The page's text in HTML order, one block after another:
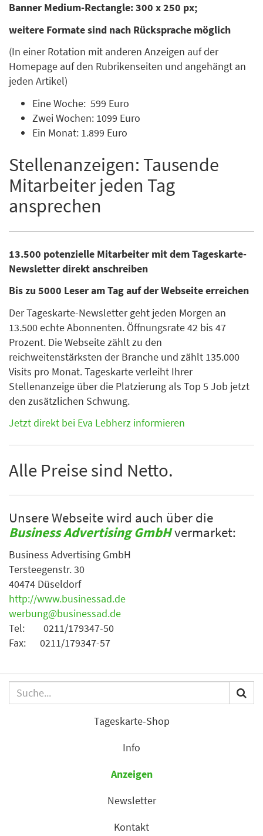
Banner Medium-Rectangle: 300 x 250 px;
weitere Formate sind nach Rücksprache möglich
(In einer Rotation mit anderen Anzeigen auf der
Homepage auf den Rubrikenseiten und angehängt an
jeden Artikel)
Eine Woche: 599 Euro
Zwei Wochen: 1099 Euro
Ein Monat: 1.899 Euro
Stellenanzeigen: Tausende
Mitarbeiter jeden Tag
ansprechen
13.500 potenzielle Mitarbeiter mit dem Tageskarte-
Newsletter direkt anschreiben
Bis zu 5000 Leser am Tag auf der Webseite erreichen
Der Tageskarte-Newsletter geht jeden Morgen an
13.500 echte Abonnenten. Öffnungsrate 42 bis 47
Prozent. Die Webseite zählt zu den
reichweitenstärksten der Branche und zählt 135.000
Visits pro Monat. Tageskarte verleiht Ihrer
Stellenanzeige über die Platzierung als Top 5 Job jetzt
den zusätzlichen Schwung.
Jetzt direkt bei Eva Lebherz informieren
Alle Preise sind Netto.
Unsere Webseite wird auch über die
Business Advertising GmbHvermarket:
Business Advertising GmbH
Tersteegenstr. 30
40474 Düseldorf
http://www.businessad.de
werbung@businessad.de
Tel: 0211/179347-50
Fax: 0211/179347-57
Tageskarte-Shop
Info
Anzeigen
Newsletter
Kontakt